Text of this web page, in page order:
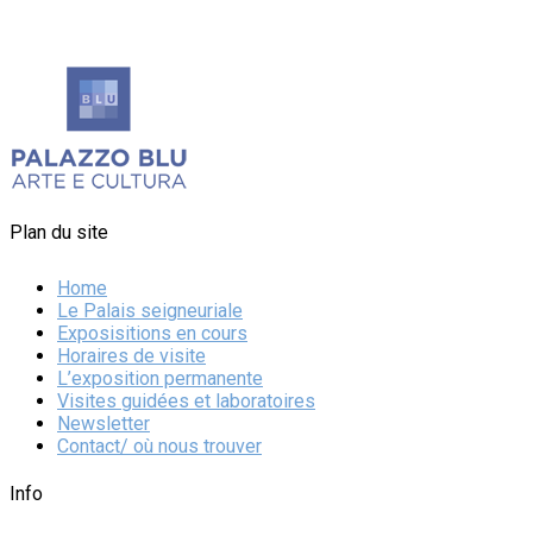
Plan du site
Home
Le Palais seigneuriale
Exposisitions en cours
Horaires de visite
L’exposition permanente
Visites guidées et laboratoires
Newsletter
Contact/ où nous trouver
Info